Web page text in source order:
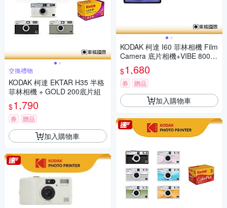
交換禮物
KODAK 柯達 EKTAR H35 半格
菲林相機 + GOLD 200底片組
$1,790
券 贈品
加入購物車
KODAK 柯達 I60 菲林相機 Film
Camera 底片相機+VIBE 800底
片組
$1,680
券 贈品
加入購物車